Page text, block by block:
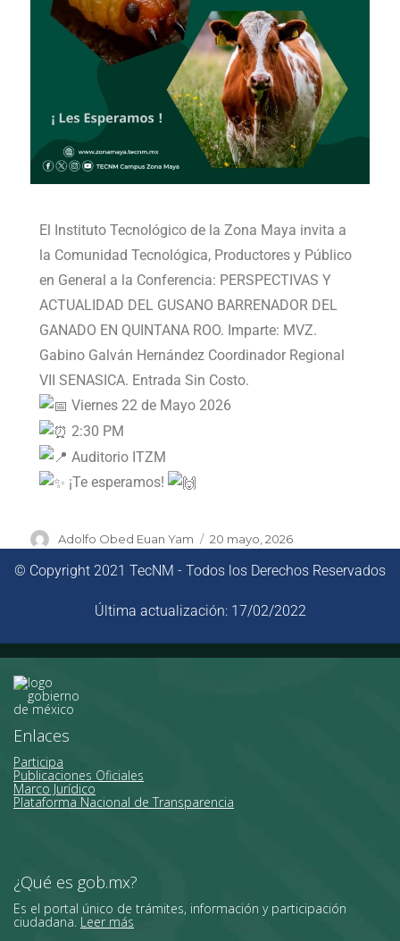
El Instituto Tecnológico de la Zona Maya invita a
la Comunidad Tecnológica, Productores y Público
en General a la Conferencia: PERSPECTIVAS Y
ACTUALIDAD DEL GUSANO BARRENADOR DEL
GANADO EN QUINTANA ROO. Imparte: MVZ.
Gabino Galván Hernández Coordinador Regional
VII SENASICA. Entrada Sin Costo.
Viernes 22 de Mayo 2026
2:30 PM
Auditorio ITZM
¡Te esperamos!
Adolfo Obed Euan Yam 20 mayo, 2026
© Copyright 2021 TecNM - Todos los Derechos Reservados
Última actualización: 17/02/2022
Enlaces
Participa
Publicaciones Oficiales
Marco Jurídico
Plataforma Nacional de Transparencia
¿Qué es gob.mx?
Es el portal único de trámites, información y participación
ciudadana. Leer más